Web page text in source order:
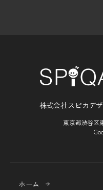
株式会社スピカデ
東京都渋谷区
ホーム